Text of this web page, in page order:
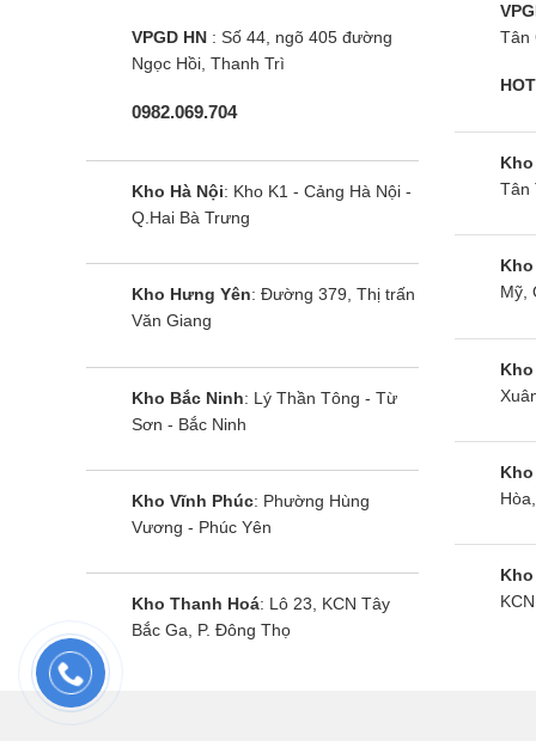
1995.
kiệm
Tủ mát
có thể
khi
nước
Điện
VPGD HN : Số 44, ngõ 405 đường
Ngọc Hồi, Thanh Trì
0982.069.704
Kho Hà Nội: Kho K1 - Cảng Hà Nội -
Q.Hai Bà Trưng
Kho Hưng Yên: Đường 379, Thị trấn
Văn Giang
Kho Bắc Ninh: Lý Thần Tông - Từ
Sơn - Bắc Ninh
Kho Vĩnh Phúc: Phường Hùng
Vương - Phúc Yên
Kho Thanh Hoá: Lô 23, KCN Tây
Bắc Ga, P. Đông Thọ
Tân
Kho
Tân
Kho
Mỹ,
Kho